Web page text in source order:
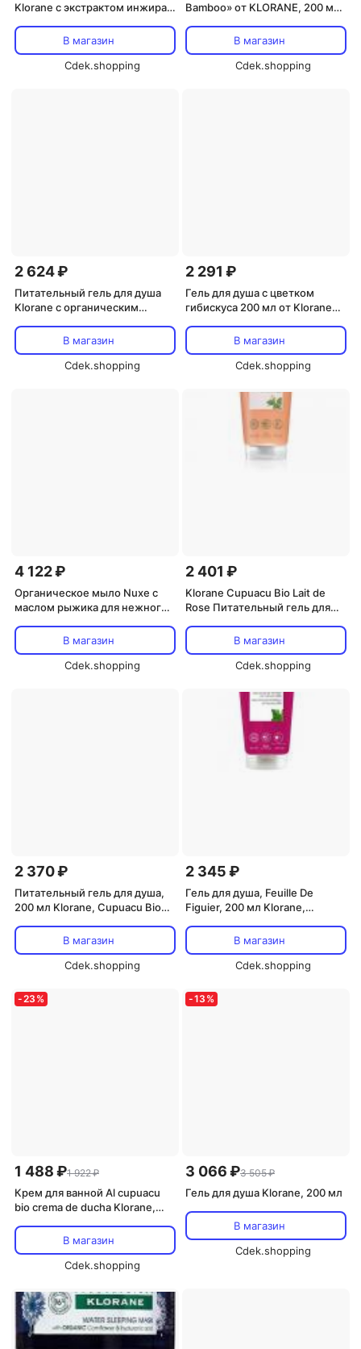
Klorane с экстрактом инжира ?
В магазин
Cdek.shopping
Bamboo» от KLORANE, 200 мл
В магазин
Cdek.shopping
2 624 ₽
Питательный гель для душа
Klorane с органическим
В магазин
Cdek.shopping
2 291 ₽
Гель для душа с цветком
гибискуса 200 мл от Klorane
В магазин
Cdek.shopping
4 122 ₽
Органическое мыло Nuxe с
маслом рыжика для нежного
В магазин
Cdek.shopping
2 401 ₽
Klorane Cupuacu Bio Lait de
Rose Питательный гель для
В магазин
Cdek.shopping
2 370 ₽
Питательный гель для душа,
200 мл Klorane, Cupuacu Bio
В магазин
Cdek.shopping
2 345 ₽
Гель для душа, Feuille De
Figuier, 200 мл Klorane,
В магазин
Cdek.shopping
-23 %
1 488 ₽1 922 ₽
Крем для ванной Al cupuacu
bio crema de ducha Klorane,
В магазин
Cdek.shopping
-13 %
3 066 ₽3 505 ₽
Гель для душа Klorane, 200 мл
В магазин
Cdek.shopping